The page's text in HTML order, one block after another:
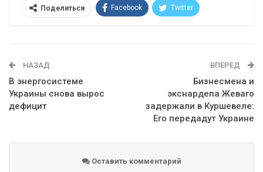
Поделиться Facebook Twitter
НАЗАД
В энергосистеме
Украины снова вырос
дефицит
ВПЕРЕД
Бизнесмена и
экснардепа Жеваго
задержали в Куршевеле:
Его передадут Украине
Оставить комментарий